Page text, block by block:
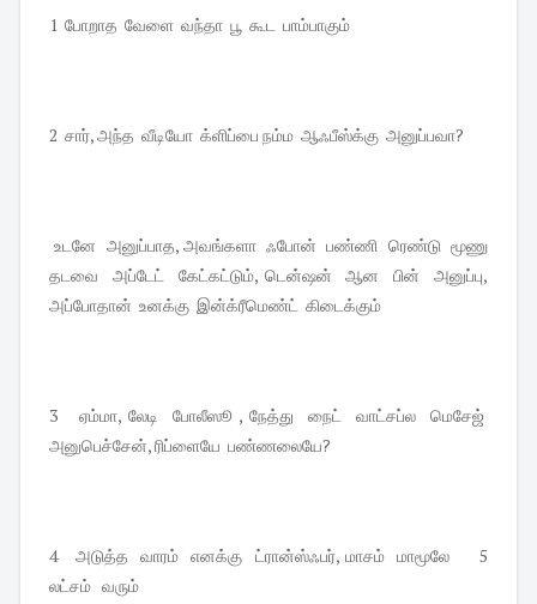
1 போறாத வேளை வந்தா பூ கூட பாம்பாகும்
2 சார், அந்த வீடியோ க்ளிப்பை நம்ம ஆஃபீஸ்க்கு அனுப்பவா?
உடனே அனுப்பாத, அவங்களா ஃபோன் பண்ணி ரெண்டு மூணு
தடவை அப்டேட் கேட்கட்டும், டென்ஷன் ஆன பின் அனுப்பு,
அப்போதான் உனக்கு இன்க்ரீமெண்ட் கிடைக்கும்
3 ஏம்மா, லேடி போலீஸூ , நேத்து நைட் வாட்சப்ல மெசேஜ்
அனுபெச்சேன், ரிப்ளையே பண்ணலையே?
4 அடுத்த வாரம் எனக்கு ட்ரான்ஸ்ஃபர், மாசம் மாமூலே 5
லட்சம் வரும்